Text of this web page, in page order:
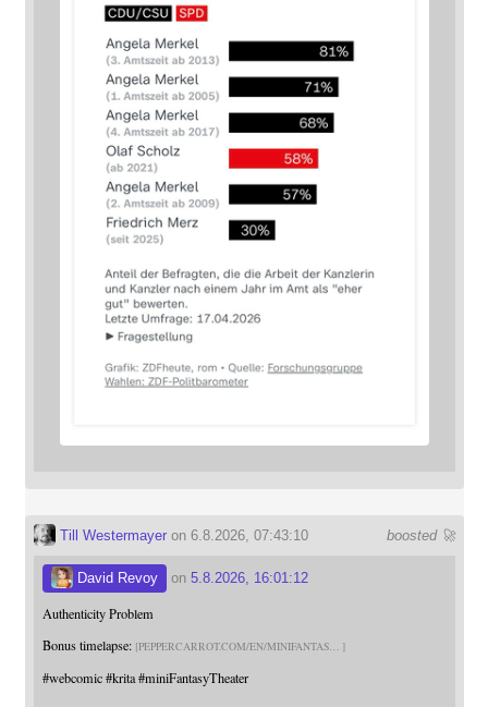
boosted 🚀
Till Westermayeron 6.8.2026, 07:43:10
David Revoy on 5.8.2026, 16:01:12
Authenticity Problem
Bonus timelapse: PEPPERCARROT.COM/EN/MINIFANTAS
#webcomic #krita #miniFantasyTheater